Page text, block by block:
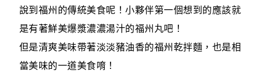
說到福州的傳統美食呢！小夥伴第一個想到的應該就
是有著鮮美爆漿濃濃湯汁的福州丸吧！
但是清爽美味帶著淡淡豬油香的福州乾拌麵，也是相
當美味的一道美食唷！